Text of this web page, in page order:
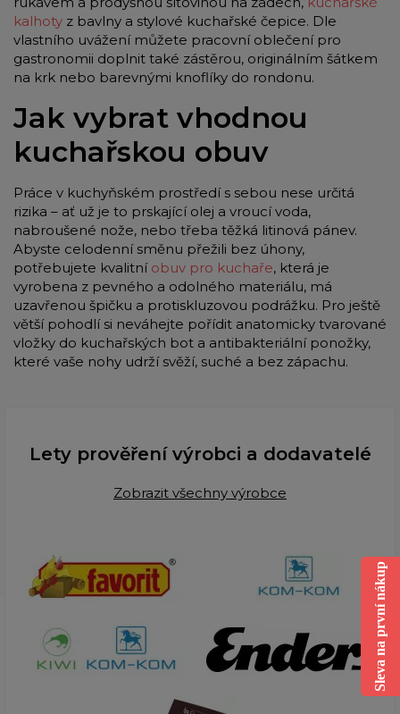
kalhoty z bavlny a stylové kuchařské čepice. Dle
vlastního uvážení můžete pracovní oblečení pro
gastronomii doplnit také zástěrou, originálním šátkem
na krk nebo barevnými knoflíky do rondonu.
Jak vybrat vhodnou
kuchařskou obuv
Práce v kuchyňském prostředí s sebou nese určitá
rizika – ať už je to prskající olej a vroucí voda,
nabroušené nože, nebo třeba těžká litinová pánev.
Abyste celodenní směnu přežili bez úhony,
potřebujete kvalitní obuv pro kuchaře, která je
vyrobena z pevného a odolného materiálu, má
uzavřenou špičku a protiskluzovou podrážku. Pro ještě
větší pohodlí si neváhejte pořídit anatomicky tvarované
vložky do kuchařských bot a antibakteriální ponožky,
které vaše nohy udrží svěží, suché a bez zápachu.
Lety prověření výrobci a dodavatelé
Zobrazit všechny výrobce
Sleva na první nákup